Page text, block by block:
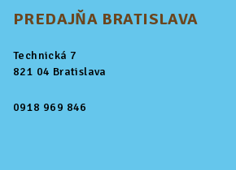
PREDAJŇA BRATISLAVA
Technická 7
821 04 Bratislava
0918 969 846